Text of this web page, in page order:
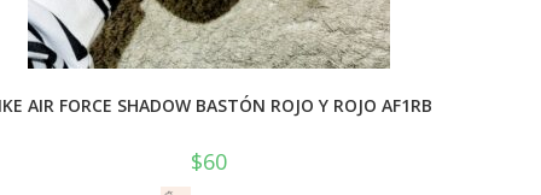
AIR FORCE SHADOW BASTÓN ROJO Y ROJO AF1RB
$60